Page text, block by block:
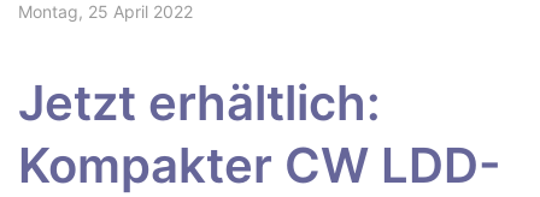
Montag, 25 April 2022
Jetzt erhältlich:
Kompakter CW LDD-